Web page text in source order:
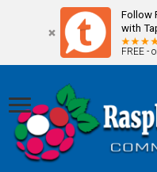
Follow
with
FREE -